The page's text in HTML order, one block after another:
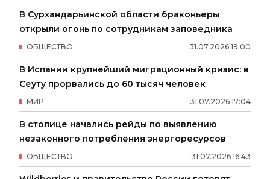
В Сурхандарьинской области браконьеры
открыли огонь по сотрудникам заповедника
31.07.2026 19:00
ОБЩЕСТВО
В Испании крупнейший миграционный кризис: в
Сеуту прорвались до 60 тысяч человек
31.07.2026 17:04
МИР
В столице начались рейды по выявлению
незаконного потребления энергоресурсов
31.07.2026 16:43
ОБЩЕСТВО